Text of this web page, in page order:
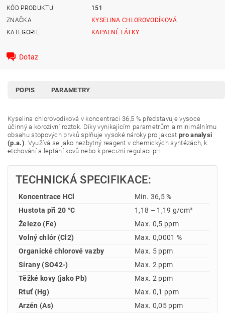
KÓD PRODUKTU
151
ZNAČKA
KYSELINA CHLOROVODÍKOVÁ
KATEGORIE
KAPALNÉ LÁTKY
Dotaz
POPIS PARAMETRY
Kyselina chlorovodíková v koncentraci 36,5 % představuje vysoce
účinný a korozivní roztok. Díky vynikajícím parametrům a minimálnímu
obsahu stopových prvků splňuje vysoké nároky pro jakost pro analysi
(p.a.). Využívá se jako nezbytný reagent v chemických syntézách, k
etchování a leptání kovů nebo k precizní regulaci pH.
TECHNICKÁ SPECIFIKACE:
Koncentrace HCl
Min. 36,5 %
Hustota při 20 °C
1,18 – 1,19 g/cm³
Železo (Fe)
Max. 0,5 ppm
Volný chlór (Cl2)
Max. 0,0001 %
Organické chlorové vazby
Max. 5 ppm
Sírany (SO42-)
Max. 2 ppm
Těžké kovy (jako Pb)
Max. 2 ppm
Rtuť (Hg)
Max. 0,1 ppm
Arzén (As)
Max. 0,05 ppm